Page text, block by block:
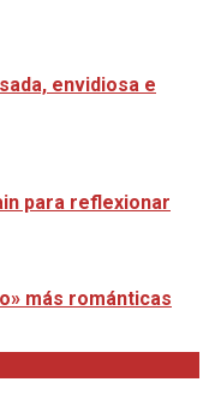
envidiosa e
para reflexionar
más románticas